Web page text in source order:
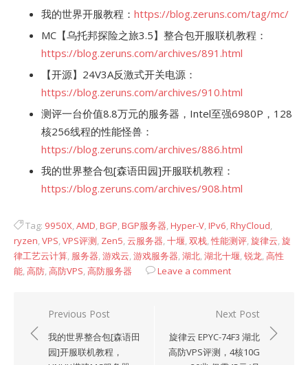
我的世界开服教程： https://blog.zeruns.com/tag/mc/
MC【乌托邦探险之旅3.5】整合包开服联机教程：
https://blog.zeruns.com/archives/891.html
【开源】24V3A反激式开关电源：
https://blog.zeruns.com/archives/910.html
测评一台价值8.8万元的服务器，Intel至强6980P，128
核256线程的性能怪兽：
https://blog.zeruns.com/archives/886.html
我的世界整合包[森语田园]开服联机教程：
https://blog.zeruns.com/archives/908.html
Tag: 9950X AMD BGP BGP服务器 Hyper-V IPv6 RhyCloud
ryzen VPS VPS评测 Zen5 云服务器 十堰 双栈 性能测评 旋律云 旋
律工艺云计算 服务器 游戏云 游戏服务器 湖北 湖北十堰 锐龙 高性
能 高防 高防VPS 高防服务器 Leave a comment
章
Previous Post
我的世界整合包[森语田
园]开服联机教程，
Next Post
旋律云 EPYC-74F3 湖北
高防VPS评测，4核10G